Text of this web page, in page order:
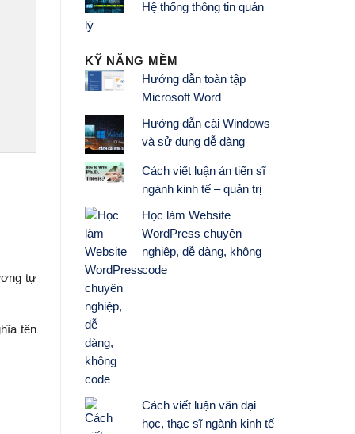
tự
tên
Hệ thống thông tin quản
lý
KỸ NĂNG MỀM
Hướng dẫn toàn tập
Microsoft Word
Hướng dẫn cài Windows
và sử dụng dễ dàng
Cách viết luận án tiến sĩ
ngành kinh tế – quản trị
Học làm Website
WordPress chuyên
nghiệp, dễ dàng, không
code
Cách viết luận văn đại
học, thạc sĩ ngành kinh tế